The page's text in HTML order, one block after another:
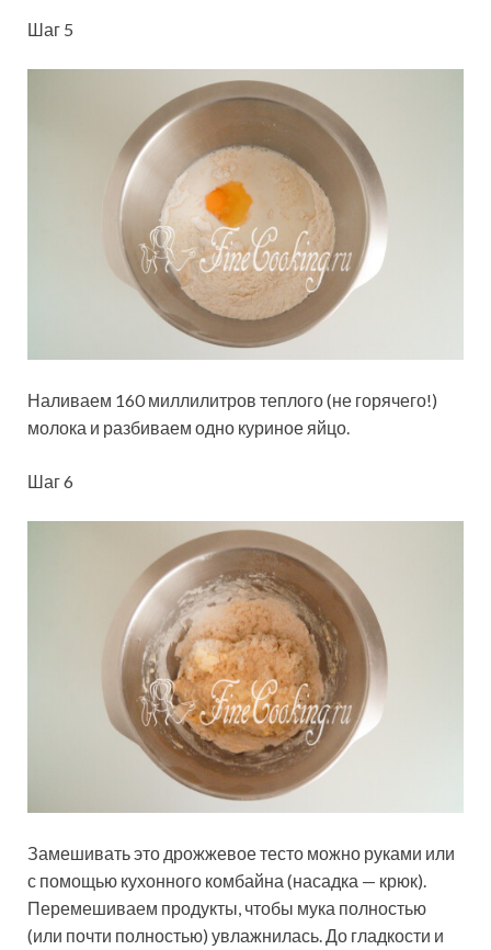
Шаг 5
Наливаем 160 миллилитров теплого (не горячего!)
молока и разбиваем одно куриное яйцо.
Шаг 6
Замешивать это дрожжевое тесто можно руками или
с помощью кухонного комбайна (насадка — крюк).
Перемешиваем продукты, чтобы мука полностью
(или почти полностью) увлажнилась. До гладкости и